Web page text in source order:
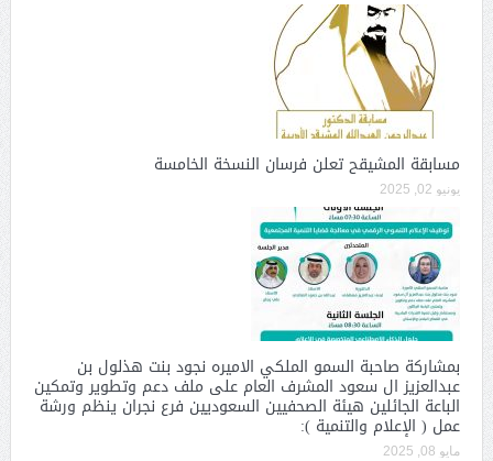
مسابقة المشيقح تعلن فرسان النسخة الخامسة
يونيو 02, 2025
بمشاركة صاحبة السمو الملكي الاميره نجود بنت هذلول بن
عبدالعزيز ال سعود المشرف العام على ملف دعم وتطوير وتمكين
الباعة الجائلين هيئة الصحفيين السعوديين فرع نجران ينظم ورشة
عمل ( الإعلام والتنمية ):
مايو 08, 2025